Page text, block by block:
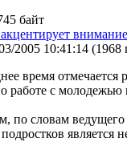
байт
2005 10:41:14 (1968
время отмечается
работе с молодежью
по словам ведущего